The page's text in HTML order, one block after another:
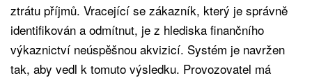
ztrátu příjmů. Vracející se zákazník, který je správně
identifikován a odmítnut, je z hlediska finančního
výkaznictví neúspěšnou akvizicí. Systém je navržen
tak, aby vedl k tomuto výsledku. Provozovatel má